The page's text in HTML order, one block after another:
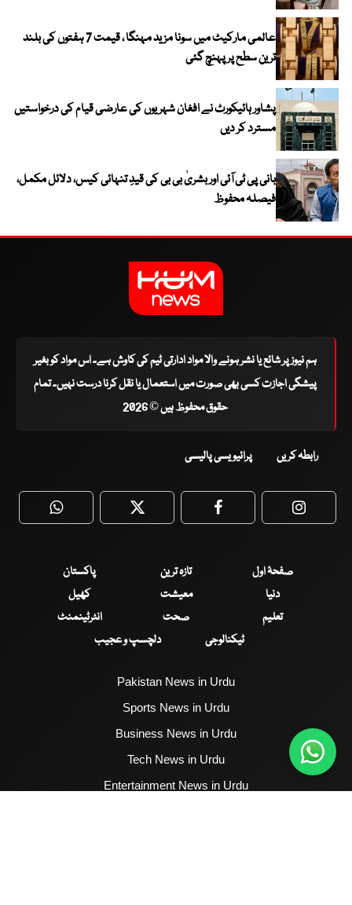
عالمی مارکیٹ میں سونا مزید مہنگا ، قیمت 7 ہفتوں کی بلند
ترین سطح پر پہنچ گئی
پشاور ہائیکورٹ نے افغان شہریوں کی عارضی قیام کی درخواستیں
مسترد کر دیں
بانی پی ٹی آئی اور بشریٰ بی بی کی قیدِ تنہائی کیس، دلائل مکمل،
فیصلہ محفوظ
ہم نیوز پر شائع یا نشر ہونے والا مواد ادارتی ٹیم کی کاوش ہے۔ اس مواد کو بغیر
پیشگی اجازت کسی بھی صورت میں استعمال یا نقل کرنا درست نہیں۔ تمام
حقوق محفوظ ہیں © 2026
رابطہ کریں پرائیویسی پالیسی
WhatsApp Twitter Facebook
صفحۂ اول تازہ ترین
پاکستان
دنیا
معیشت
کھیل
تعلیم
صحت
انٹرٹینمنٹ
ٹیکنالوجی
دلچسپ و عجیب
Pakistan News in Urdu
Sports News in Urdu
Business News in Urdu
Tech News in Urdu
Entertainment News in Urdu